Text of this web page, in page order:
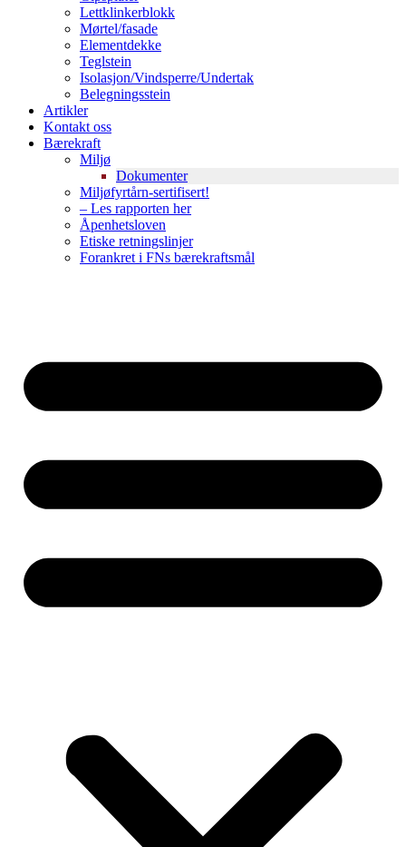
Lettklinkerblokk
Mørtel/fasade
Elementdekke
Teglstein
Isolasjon/Vindsperre/Undertak
Belegningsstein
Artikler
Kontakt oss
Bærekraft
Miljø
Dokumenter
Miljøfyrtårn-sertifisert!
– Les rapporten her
Åpenhetsloven
Etiske retningslinjer
Forankret i FNs bærekraftsmål